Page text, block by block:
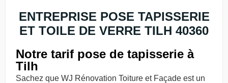
ENTREPRISE POSE TAPISSERIE
ET TOILE DE VERRE TILH 40360
Notre tarif pose de tapisserie à
Tilh
Sachez que WJ Rénovation Toiture et Façade est un